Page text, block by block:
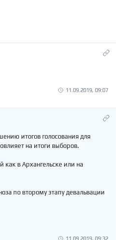
11.09.2019, 09:07
итогов голосования для
на итоги выборов.
как в Архангельске или на
по второму этапу девальвации
11.09.2019, 09:32